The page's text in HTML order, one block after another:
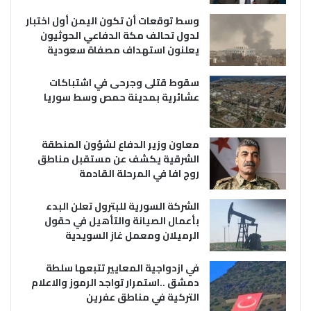
وسط توقعات أن تكون اليمن أول اختبار
لدول تحالف مكة الدفاعي الحوثيون
يعلنون استهداف مصفاة سعودية
سقوط قتلى وجرحى في اشتباكات
عشائرية بمدينة حمص وسط سوريا
معاون وزير الدفاع لشؤون المنطقة
الشرقية يكشف عن مستقبل مناطق
روج افا في المرحلة القادمة
الشركة السورية للبترول تعلن البدء
بأعمال الصيانة والتأهيل في حقول
الرميلان ومعمل غاز السويدية
في ازدواجية المعايير تتبعها سلطة
دمشق ..استمرار تواجد الرموز والاعلام
التركية في مناطق عفرين